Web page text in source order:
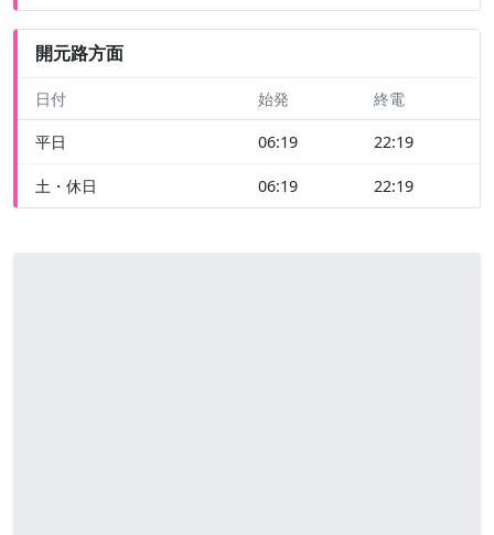
開元路方面
日付 始発 終電
平日 06:19 22:19
土・休日 06:19 22:19